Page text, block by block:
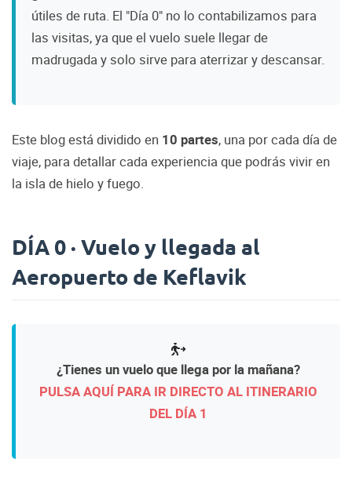
útiles de ruta. El "Día 0" no lo contabilizamos para
las visitas, ya que el vuelo suele llegar de
madrugada y solo sirve para aterrizar y descansar.
Este blog está dividido en 10 partes, una por cada día de
viaje, para detallar cada experiencia que podrás vivir en
la isla de hielo y fuego.
DÍA 0 · Vuelo y llegada al
Aeropuerto de Keflavik
¿Tienes un vuelo que llega por la mañana?
PULSA AQUÍ PARA IR DIRECTO AL ITINERARIO
DEL DÍA 1